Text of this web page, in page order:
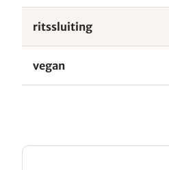
ritssluiting
vegan